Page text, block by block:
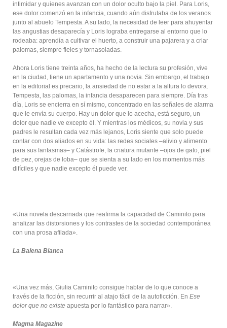
intimidar y quienes avanzan con un dolor oculto bajo la piel. Para Loris,
ese dolor comenzó en la infancia, cuando aún disfrutaba de los veranos
junto al abuelo Tempesta. A su lado, la necesidad de leer para ahuyentar
las angustias desaparecía y Loris lograba entregarse al entorno que lo
rodeaba: aprendía a cultivar el huerto, a construir una pajarera y a criar
palomas, siempre fieles y tornasoladas.
Ahora Loris tiene treinta años, ha hecho de la lectura su profesión, vive
en la ciudad, tiene un apartamento y una novia. Sin embargo, el trabajo
en la editorial es precario, la ansiedad de no estar a la altura lo devora.
Tempesta, las palomas, la infancia desaparecen para siempre. Día tras
día, Loris se encierra en sí mismo, concentrado en las señales de alarma
que le envía su cuerpo. Hay un dolor que lo acecha, está seguro, un
dolor que nadie ve excepto él. Y mientras los médicos, su novia y sus
padres le resultan cada vez más lejanos, Loris siente que solo puede
contar con dos aliados en su vida: las redes sociales –alivio y alimento
para sus fantasmas– y Catástrofe, la criatura mutante –ojos de gato, piel
de pez, orejas de loba– que se sienta a su lado en los momentos más
difíciles y que nadie excepto él puede ver.
«Una novela descarnada que reafirma la capacidad de Caminito para
analizar las distorsiones y los contrastes de la sociedad contemporánea
con una prosa afilada».
La Balena Bianca
«Una vez más, Giulia Caminito consigue hablar de lo que conoce a
través de la ficción, sin recurrir al atajo fácil de la autoficción. En Ese
dolor que no existe apuesta por lo fantástico para narrar».
Magma Magazine